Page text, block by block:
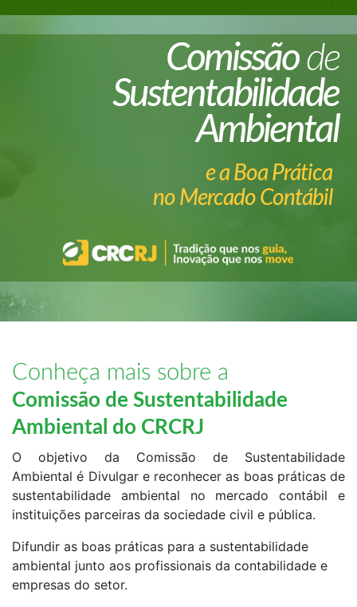
Comissãode
Sustentabilidade
Ambiental
e a Boa Prática
no Mercado Contábil
Conheça mais sobre a
Comissão de Sustentabilidade
Ambiental do CRCRJ
O objetivo da Comissão de Sustentabilidade
Ambiental é Divulgar e reconhecer as boas práticas de
sustentabilidade ambiental no mercado contábil e
instituições parceiras da sociedade civil e pública.
Difundir as boas práticas para a sustentabilidade
ambiental junto aos profissionais da contabilidade e
empresas do setor.